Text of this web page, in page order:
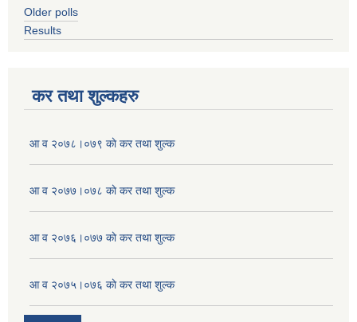
Older polls
Results
कर तथा शुल्कहरु
आ व २०७८।०७९ काे कर तथा शुल्क
आ व २०७७।०७८ काे कर तथा शुल्क
आ व २०७६।०७७ काे कर तथा शुल्क
आ व २०७५।०७६ काे कर तथा शुल्क